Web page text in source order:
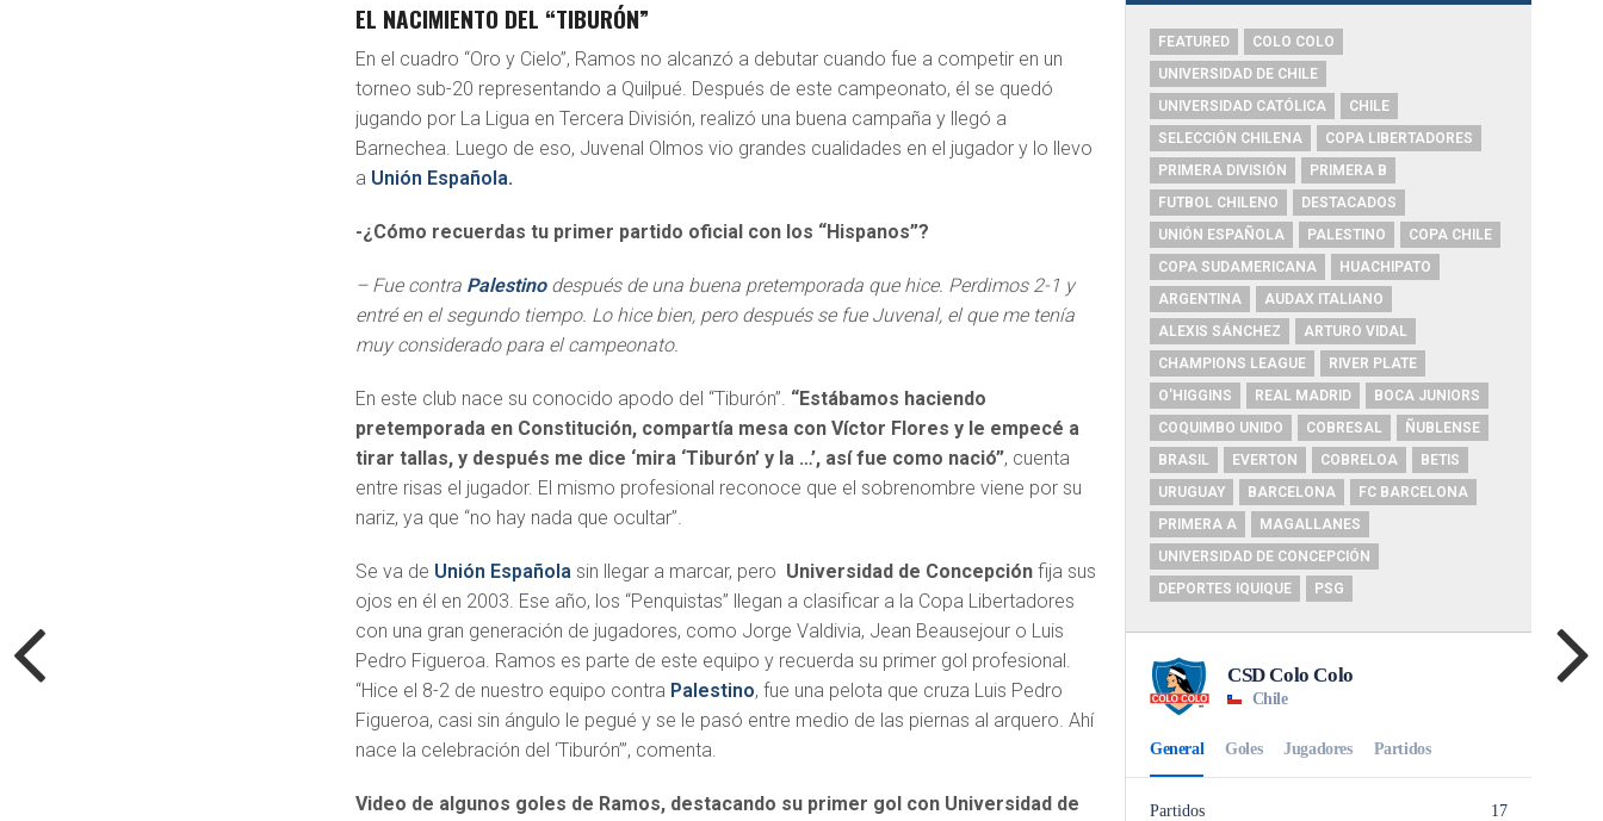
EL NACIMIENTO DEL “TIBURÓN”
En el cuadro “Oro y Cielo”, Ramos no alcanzó a debutar cuando fue a competir en un
torneo sub-20 representando a Quilpué. Después de este campeonato, él se quedó
jugando por La Ligua en Tercera División, realizó una buena campaña y llegó a
Barnechea. Luego de eso, Juvenal Olmos vio grandes cualidades en el jugador y lo llevo
a Unión Española.
-¿Cómo recuerdas tu primer partido oficial con los “Hispanos”?
– Fue contra Palestinodespués de una buena pretemporada que hice. Perdimos 2-1 y
entré en el segundo tiempo. Lo hice bien, pero después se fue Juvenal, el que me tenía
muy considerado para el campeonato.
En este club nace su conocido apodo del “Tiburón”. “Estábamos haciendo
pretemporada en Constitución, compartía mesa con Víctor Flores y le empecé a
tirar tallas, y después me dice ‘mira ‘Tiburón’ y la …’, así fue como nació”, cuenta
entre risas el jugador. El mismo profesional reconoce que el sobrenombre viene por su
nariz, ya que “no hay nada que ocultar”.
Se va de Unión Española sin llegar a marcar, pero Universidad de Concepción fija sus
ojos en él en 2003. Ese año, los “Penquistas” llegan a clasificar a la Copa Libertadores
con una gran generación de jugadores, como Jorge Valdivia, Jean Beausejour o Luis
Pedro Figueroa. Ramos es parte de este equipo y recuerda su primer gol profesional.
“Hice el 8-2 de nuestro equipo contra Palestino, fue una pelota que cruza Luis Pedro
Figueroa, casi sin ángulo le pegué y se le pasó entre medio de las piernas al arquero. Ahí
nace la celebración del ‘Tiburón’”, comenta.
Video de algunos goles de Ramos, destacando su primer gol con Universidad de
FEATURED
COLO COLO
UNIVERSIDAD DE CHILE
UNIVERSIDAD CATÓLICA
CHILE
SELECCIÓN CHILENA
COPA LIBERTADORES
PRIMERA DIVISIÓN
PRIMERA B
FUTBOL CHILENO
DESTACADOS
UNIÓN ESPAÑOLA
PALESTINO
COPA CHILE
COPA SUDAMERICANA
HUACHIPATO
ARGENTINA
AUDAX ITALIANO
ALEXIS SÁNCHEZ
ARTURO VIDAL
CHAMPIONS LEAGUE
RIVER PLATE
O'HIGGINS
REAL MADRID
BOCA JUNIORS
COQUIMBO UNIDO
COBRESAL
ÑUBLENSE
BRASIL
EVERTON COBRELOA
BETIS
URUGUAY
BARCELONA
FC BARCELONA
PRIMERA A
MAGALLANES
UNIVERSIDAD DE CONCEPCIÓN
DEPORTES IQUIQUE
PSG